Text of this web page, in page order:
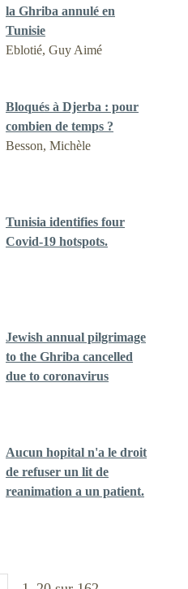
la Ghriba annulé en
Tunisie
Eblotié, Guy Aimé
Bloqués à Djerba : pour
combien de temps ?
Besson, Michèle
Tunisia identifies four
Covid-19 hotspots.
Jewish annual pilgrimage
to the Ghriba cancelled
due to coronavirus
Aucun hopital n'a le droit
de refuser un lit de
reanimation a un patient.